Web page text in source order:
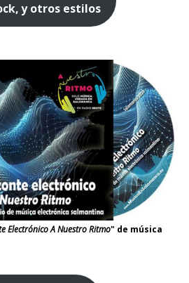
y otros estilos
Electrónico A Nuestro Ritmo" de música